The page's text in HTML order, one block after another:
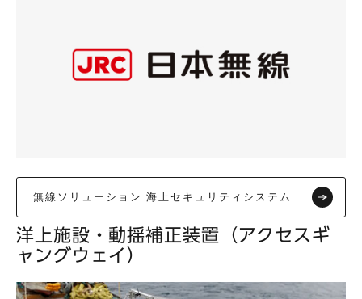
無線ソリューション 海上セキュリティシステム
洋上施設・動揺補正装置（アクセスギ
ャングウェイ）